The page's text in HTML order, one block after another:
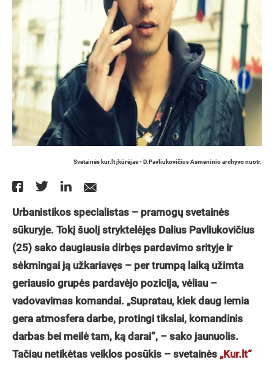
Svetainės kur.lt įkūrėjas - D.Pavliukovičius Asmeninio archyvo nuotr.
Urbanistikos specialistas – pramogų svetainės
sūkuryje. Tokį šuolį stryktelėjęs Dalius Pavliukovičius
(25) sako daugiausia dirbęs pardavimo srityje ir
sėkmingai ją užkariavęs – per trumpą laiką užimta
geriausio grupės pardavėjo pozicija, vėliau –
vadovavimas komandai. „Supratau, kiek daug lemia
gera atmosfera darbe, protingi tikslai, komandinis
darbas bei meilė tam, ką darai“, – sako jaunuolis.
Tačiau netikėtas veiklos posūkis – svetainės „Kur.lt“